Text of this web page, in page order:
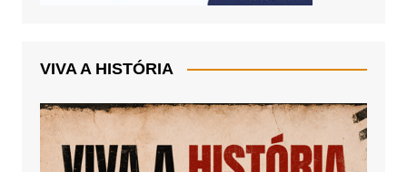
VIVA A HISTÓRIA